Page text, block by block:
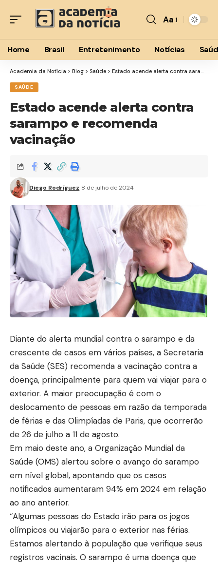
Font
Resizer
Aa
Home Brasil Entretenimento Notícias
Academia da Notícia > Blog > Saúde > Estado acende alerta contra sarampo e recomenda vacinação
SAÚDE
Estado acende alerta contra
sarampo e recomenda
vacinação
Diego Rodríguez 8 de julho de 2024
Diante do alerta mundial contra o sarampo e da
crescente de casos em vários países, a Secretaria
da Saúde (SES) recomenda a vacinação contra a
doença, principalmente para quem vai viajar para o
exterior. A maior preocupação é com o
deslocamento de pessoas em razão da temporada
de férias e das Olimpíadas de Paris, que ocorrerão
de 26 de julho a 11 de agosto.
Em maio deste ano, a Organização Mundial da
Saúde (OMS) alertou sobre o avanço do sarampo
em nível global, apontando que os casos
notificados aumentaram 94% em 2024 em relação
ao ano anterior.
“Algumas pessoas do Estado irão para os jogos
olímpicos ou viajarão para o exterior nas férias.
Estamos alertando à população que verifique seus
registros vacinais. O sarampo é uma doença que